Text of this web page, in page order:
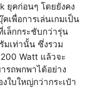
ยุคก่อนๆ โดยยังคง
พื่อการเล่นเกมเป็น
ล็กกระชับกว่ารุ่น
มเท่านั้น ซึ่งรวม
Watt แล้วจะ
รถพกพาได้อย่าง
ใบใหญ่กว่ากระเป๋า